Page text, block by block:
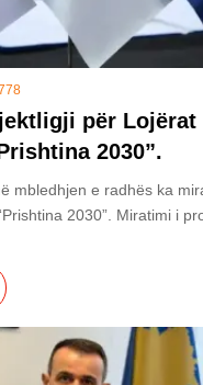
për Lojërat
2030”.
mbledhjen e radhës ka
2030”. Miratimi i